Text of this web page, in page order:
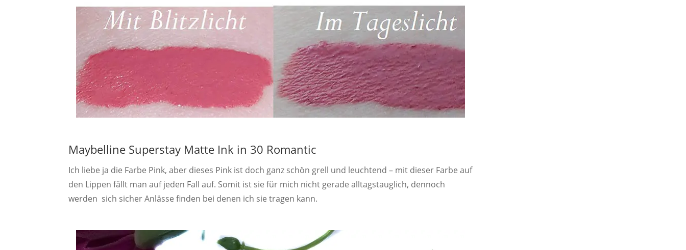
Maybelline Superstay Matte Ink in 30 Romantic
Ich liebe ja die Farbe Pink, aber dieses Pink ist doch ganz schön grell und leuchtend – mit dieser Farbe auf
den Lippen fällt man auf jeden Fall auf. Somit ist sie für mich nicht gerade alltagstauglich, dennoch
werden sich sicher Anlässe finden bei denen ich sie tragen kann.